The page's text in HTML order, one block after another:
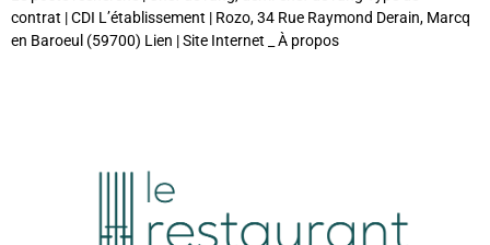
contrat | CDI L’établissement | Rozo, 34 Rue Raymond Derain, Marcq
en Baroeul (59700) Lien | Site Internet _ À propos